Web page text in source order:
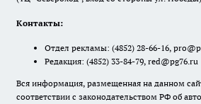
Контакты:
Отдел рекламы: (4852) 28-66-16,
Редакция: (4852) 33-84-79, red@pg76.ru
Вся информация, размещенная на данном
соответствии с законодательством РФ об